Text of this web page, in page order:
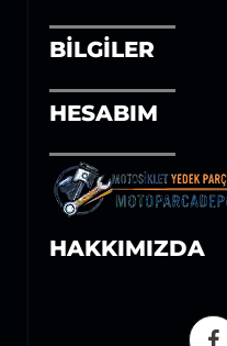
BILGILER
HESABIM
HAKKIMIZDA